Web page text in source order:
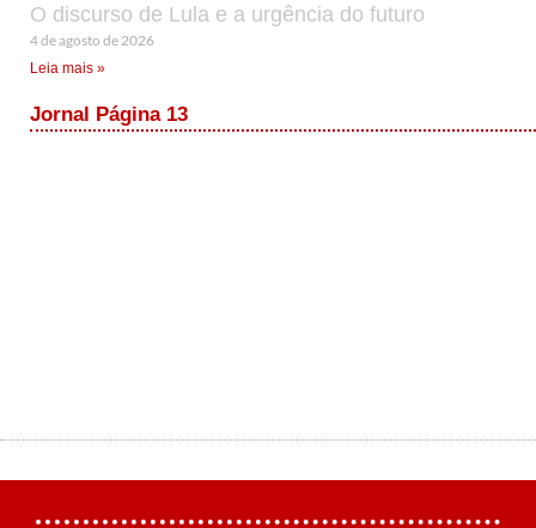
O discurso de Lula e a urgência do futuro
4 de agosto de 2026
Leia mais »
Jornal Página 13